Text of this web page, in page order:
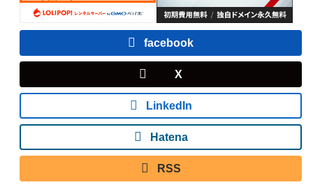
facebook
X
LinkedIn
Hatena
RSS